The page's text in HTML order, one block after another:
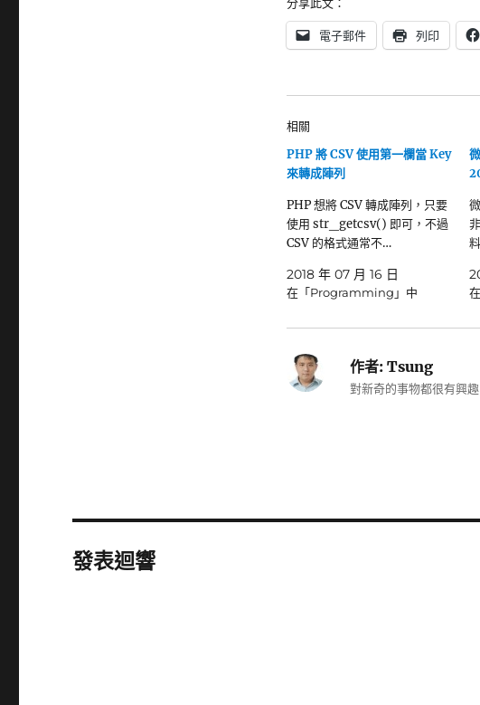
電子郵件 列印
相關
PHP 將 CSV 使用第一欄當 Key
來轉成陣列
PHP 想將 CSV 轉成陣列，只要
使用 str_getcsv() 即可，不過
CSV 的格式通常不…
2018 年 07 月 16 日
在「Programming」中
作者:Tsung
對新奇的事物都很有興
發表迴響